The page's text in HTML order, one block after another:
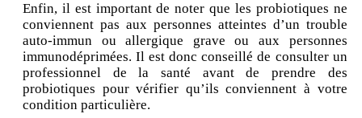
Enfin, il est important de noter que les probiotiques ne
conviennent pas aux personnes atteintes d’un trouble
auto-immun ou allergique grave ou aux personnes
immunodéprimées. Il est donc conseillé de consulter un
professionnel de la santé avant de prendre des
probiotiques pour vérifier qu’ils conviennent à votre
condition particulière.